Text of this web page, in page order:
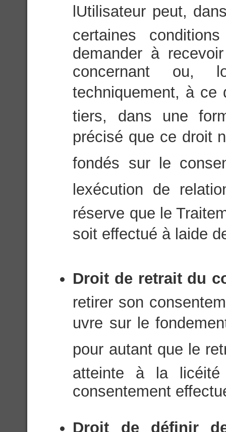
lUtilisateur peut,
certaines
demander à
concernant ou,
techniquement, à ce
tiers, dans une
précisé que ce droit
fondés sur le
lexécution de
réserve que le
soit effectué à laide
Droit de retrait du
retirer son
uvre sur le
pour autant que le
atteinte à la
consentement
Droit de définir